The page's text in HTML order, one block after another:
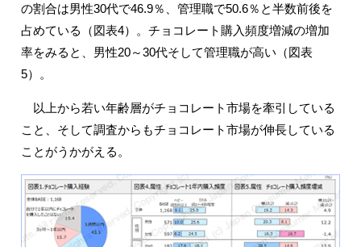
の割合は男性30代で46.9％、管理職で50.6％と半数前後を
占めている（図表4）。チョコレート購入頻度増減の増加
率をみると、男性20～30代そして管理職が高い（図表
5）。
以上から若い年齢層がチョコレート市場を牽引している
こと、そして調査からもチョコレート市場が伸長している
ことがうかがえる。